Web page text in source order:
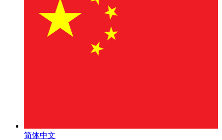
简体中文